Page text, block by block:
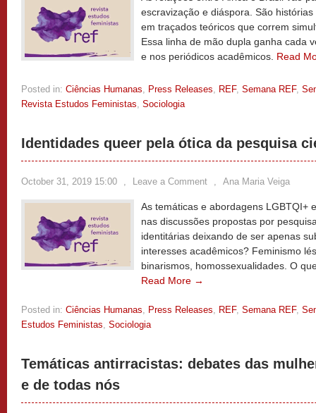
escravização e diáspora. São
em traçados teóricos que correm
Essa linha de mão dupla ganha cada
e nos periódicos acadêmicos. Read
Posted in: Ciências Humanas, Press Releases, REF, Semana REF,
Revista Estudos Feministas, Sociologia
Identidades queer pela ótica da pesquisa
October 31, 2019 15:00 , Leave a Comment , Ana Maria Veiga
As temáticas e abordagens LGBTQI+
nas discussões propostas por
identitárias deixando de ser apenas
interesses acadêmicos? Feminismo
binarismos, homossexualidades. O
Read More →
Posted in: Ciências Humanas, Press Releases, REF, Semana REF,
Estudos Feministas, Sociologia
Temáticas antirracistas: debates das
e de todas nós